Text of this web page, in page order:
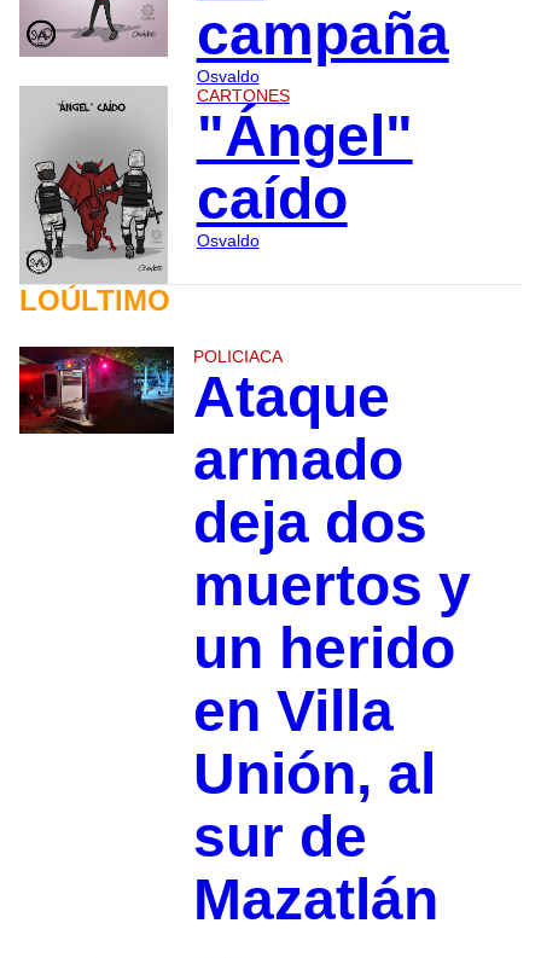
campaña
Osvaldo
CARTONES
"Ángel"
caído
Osvaldo
LOÚLTIMO
POLICIACA
Ataque
armado
deja dos
muertos y
un herido
en Villa
Unión, al
sur de
Mazatlán